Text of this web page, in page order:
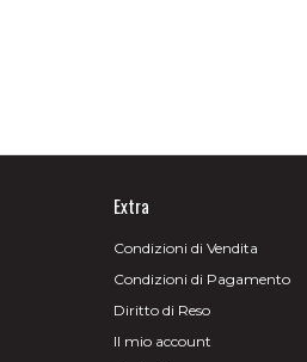
Extra
Condizioni di Vendita
Condizioni di Pagamento
Diritto di Reso
Il mio account